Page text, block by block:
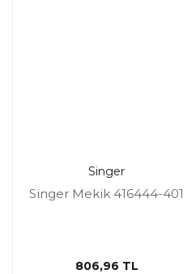
Singer
Singer Mekik 416444-401
806,96 TL